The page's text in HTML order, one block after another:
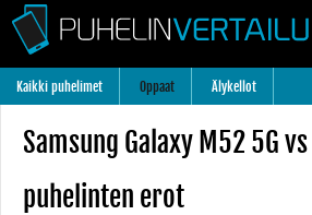
Kaikki puhelimet Oppaat Älykellot
Samsung Galaxy M52 5G
puhelinten erot